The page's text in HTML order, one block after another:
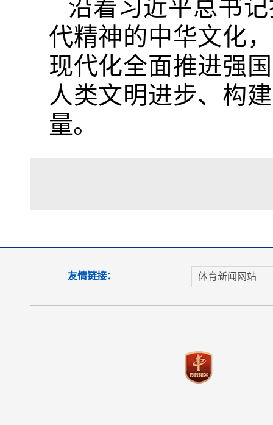
沿着习近平总书
代精神的中华文化
现代化全面推进强
人类文明进步、构
量。
友情链接： 体育新闻网站